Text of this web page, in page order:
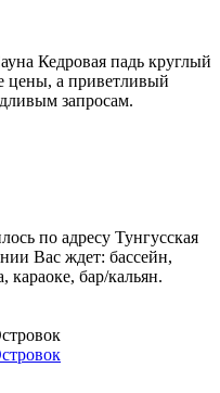
Кедровая падь круглый
а приветливый
запросам.
по адресу Тунгусская
Вас ждет: бассейн,
караоке, бар/кальян.